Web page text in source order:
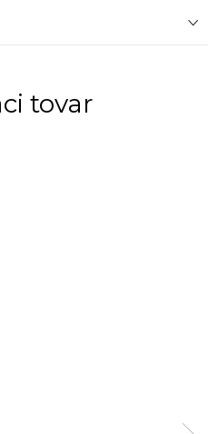
tovar